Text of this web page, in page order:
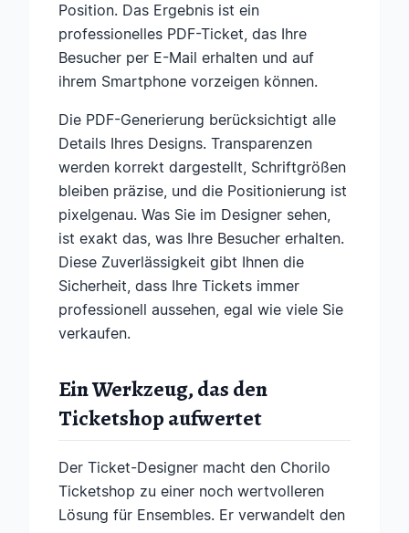
Position. Das Ergebnis ist ein
professionelles PDF-Ticket, das Ihre
Besucher per E-Mail erhalten und auf
ihrem Smartphone vorzeigen können.
Die PDF-Generierung berücksichtigt alle
Details Ihres Designs. Transparenzen
werden korrekt dargestellt, Schriftgrößen
bleiben präzise, und die Positionierung ist
pixelgenau. Was Sie im Designer sehen,
ist exakt das, was Ihre Besucher erhalten.
Diese Zuverlässigkeit gibt Ihnen die
Sicherheit, dass Ihre Tickets immer
professionell aussehen, egal wie viele Sie
verkaufen.
Ein Werkzeug, das den
Ticketshop aufwertet
Der Ticket-Designer macht den Chorilo
Ticketshop zu einer noch wertvolleren
Lösung für Ensembles. Er verwandelt den